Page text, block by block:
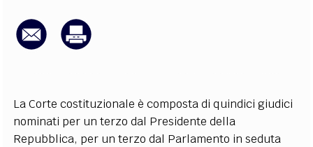
CODICI RUBRICHE
La Corte costituzionale è composta di quindici giudici
nominati per un terzo dal Presidente della
Repubblica, per un terzo dal Parlamento in seduta